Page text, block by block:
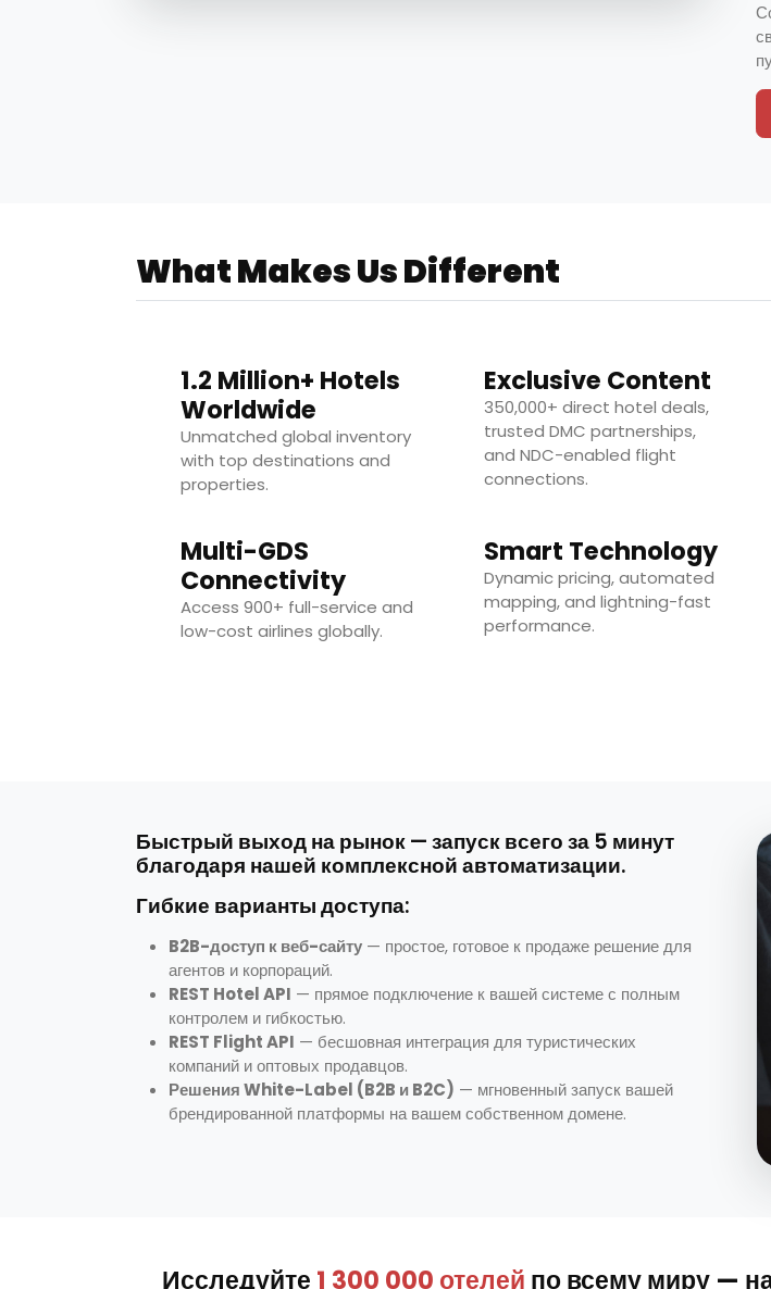
What Makes Us Different
1.2 Million+ Hotels
Worldwide
Unmatched global inventory
with top destinations and
properties.
Exclusive Content
350,000+ direct hotel deals,
trusted DMC partnerships,
and NDC-enabled flight
connections.
Multi-GDS
Connectivity
Access 900+ full-service and
low-cost airlines globally.
Smart Technology
Dynamic pricing, automated
mapping, and lightning-fast
performance.
Быстрый выход на рынок — запуск всего за 5 минут
благодаря нашей комплексной автоматизации.
Гибкие варианты доступа:
B2B-доступ к веб-сайту— простое, готовое к продаже решение для
агентов и корпораций.
REST Hotel API — прямое подключение к вашей системе с полным
контролем и гибкостью.
REST Flight API — бесшовная интеграция для туристических
компаний и оптовых продавцов.
Решения White-Label (B2B и B2C) — мгновенный запуск вашей
брендированной платформы на вашем собственном домене.
Исследуйте 1 300 000 отелей по всему миру —